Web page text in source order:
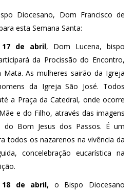
Diocesano, Dom Francisco de
esta Semana Santa:
17 de abril, Dom Lucena, bispo
da Procissão do Encontro,
As mulheres sairão da Igreja
da Igreja São José. Todos
a Praça da Catedral, onde ocorre
e do Filho, através das imagens
Bom Jesus dos Passos. É um
todos os nazarenos na vivência da
concelebração eucarística na
18 de abril, o Bispo Diocesano